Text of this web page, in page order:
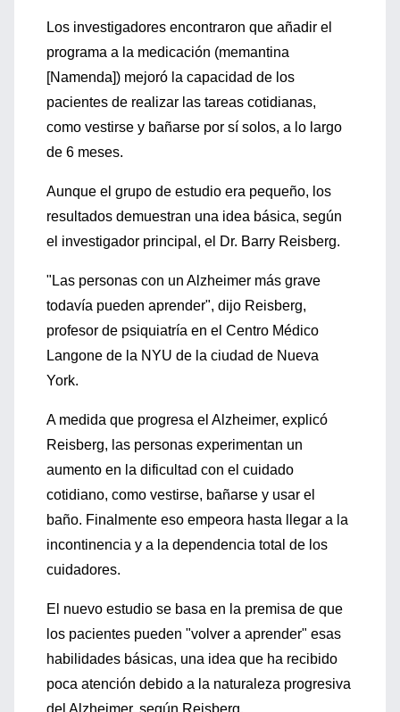
Los investigadores encontraron que añadir el
programa a la medicación (memantina
[Namenda]) mejoró la capacidad de los
pacientes de realizar las tareas cotidianas,
como vestirse y bañarse por sí solos, a lo largo
de 6 meses.
Aunque el grupo de estudio era pequeño, los
resultados demuestran una idea básica, según
el investigador principal, el Dr. Barry Reisberg.
"Las personas con un Alzheimer más grave
todavía pueden aprender", dijo Reisberg,
profesor de psiquiatría en el Centro Médico
Langone de la NYU de la ciudad de Nueva
York.
A medida que progresa el Alzheimer, explicó
Reisberg, las personas experimentan un
aumento en la dificultad con el cuidado
cotidiano, como vestirse, bañarse y usar el
baño. Finalmente eso empeora hasta llegar a la
incontinencia y a la dependencia total de los
cuidadores.
El nuevo estudio se basa en la premisa de que
los pacientes pueden "volver a aprender" esas
habilidades básicas, una idea que ha recibido
poca atención debido a la naturaleza progresiva
del Alzheimer, según Reisberg.